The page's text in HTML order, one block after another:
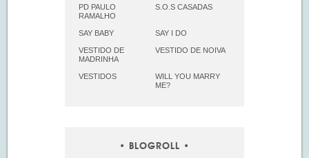
PD PAULO
RAMALHO
S.O.S CASADAS
SAY BABY SAY I DO
VESTIDO DE
MADRINHA
VESTIDO DE NOIVA
VESTIDOS
WILL YOU MARRY
ME?
BLOGROLL